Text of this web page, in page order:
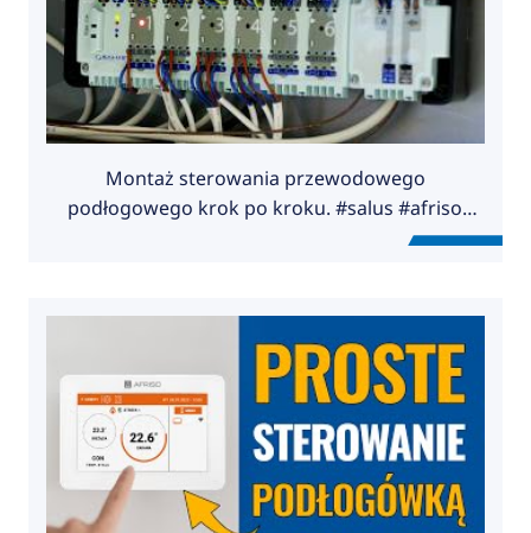
Montaż sterowania przewodowego
podłogowego krok po kroku. #salus #afriso